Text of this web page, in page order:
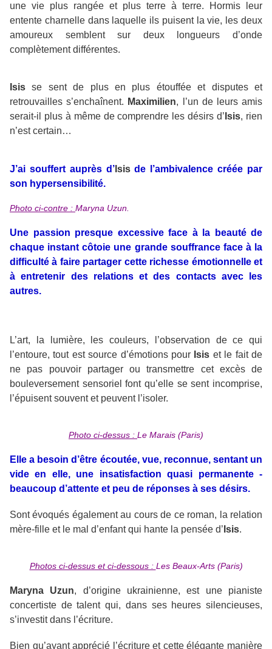
une vie plus rangée et plus terre à terre. Hormis leur
entente charnelle dans laquelle ils puisent la vie, les deux
amoureux semblent sur deux longueurs d’onde
complètement différentes.
Isis se sent de plus en plus étouffée et disputes et
retrouvailles s’enchaînent. Maximilien, l’un de leurs amis
serait-il plus à même de comprendre les désirs d’ Isis, rien
n’est certain…
J’ai souffert auprès d’Isis de l’ambivalence créée par
son hypersensibilité.
Photo ci-contre : Maryna Uzun.
Une passion presque excessive face à la beauté de
chaque instant côtoie une grande souffrance face à la
difficulté à faire partager cette richesse émotionnelle et
à entretenir des relations et des contacts avec les
autres.
L’art, la lumière, les couleurs, l’observation de ce qui
l’entoure, tout est source d’émotions pour Isis et le fait de
ne pas pouvoir partager ou transmettre cet excès de
bouleversement sensoriel font qu’elle se sent incomprise,
l’épuisent souvent et peuvent l’isoler.
Photo ci-dessus : Le Marais (Paris)
Elle a besoin d’être écoutée, vue, reconnue, sentant un
vide en elle, une insatisfaction quasi permanente -
beaucoup d’attente et peu de réponses à ses désirs.
Sont évoqués également au cours de ce roman, la relation
mère-fille et le mal d’enfant qui hante la pensée d’ Isis.
Photos ci-dessus et ci-dessous : Les Beaux-Arts (Paris)
Maryna Uzun, d’origine ukrainienne, est une pianiste
concertiste de talent qui, dans ses heures silencieuses,
s’investit dans l’écriture.
Bien qu’ayant apprécié l’écriture et cette élégante manière